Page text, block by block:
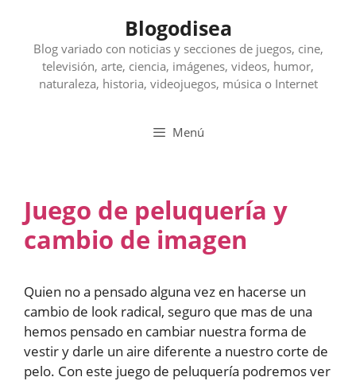
contenido
Blogodisea
Blog variado con noticias y secciones de juegos, cine,
televisión, arte, ciencia, imágenes, videos, humor,
naturaleza, historia, videojuegos, música o Internet
Menú
Juego de peluquería y
cambio de imagen
Quien no a pensado alguna vez en hacerse un
cambio de look radical, seguro que mas de una
hemos pensado en cambiar nuestra forma de
vestir y darle un aire diferente a nuestro corte de
pelo. Con este juego de peluquería podremos ver